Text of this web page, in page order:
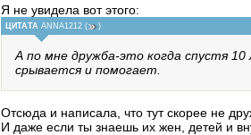
Я не увидела вот этого:
ЦИТАТА ANNA1212 ( )
А по мне дружба-это когда спустя
срывается и помогает.
Отсюда и написала, что тут скорее не
И даже если ты знаешь их жен, детей и